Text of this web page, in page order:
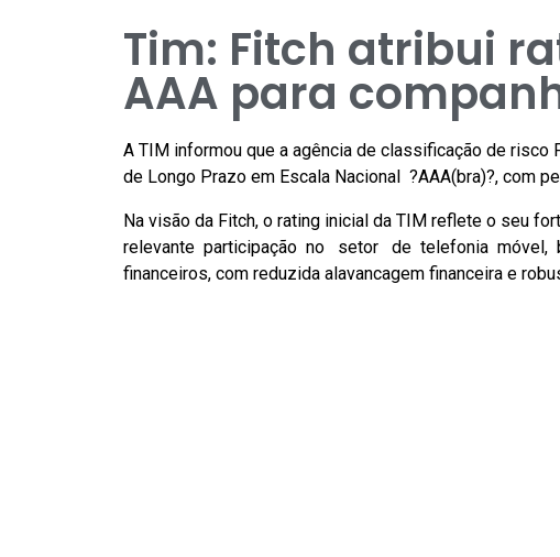
Tim: Fitch atribui
AAA para
A TIM informou que a agência de classificação de risco
de Longo Prazo em Escala Nacional ?AAA(bra)?, com
Na visão da Fitch, o rating inicial da TIM reflete o seu
relevante participação no setor de telefonia móvel,
financeiros, com reduzida alavancagem financeira e